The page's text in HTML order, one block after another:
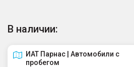
В наличии:
ИАТ Парнас | Автомобили с
пробегом